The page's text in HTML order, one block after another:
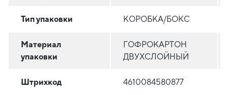
Тип упаковки КОРОБКА/БОКС
Материал
упаковки
ГОФРОКАРТОН
ДВУХСЛОЙНЫЙ
Штрихкод 4610084580877